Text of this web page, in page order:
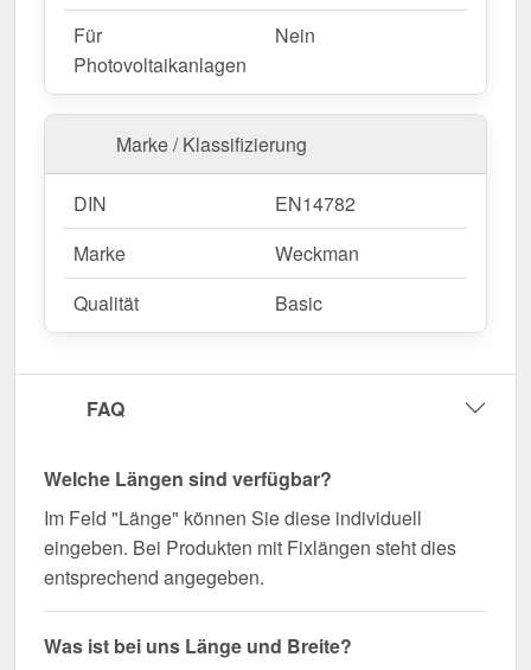
Für
Photovoltaikanlagen
Nein
Marke / Klassifizierung
DIN
EN14782
Marke
Weckman
Qualität
Basic
FAQ
Welche Längen sind verfügbar?
Im Feld "Länge" können Sie diese individuell
eingeben. Bei Produkten mit Fixlängen steht dies
entsprechend angegeben.
Was ist bei uns Länge und Breite?